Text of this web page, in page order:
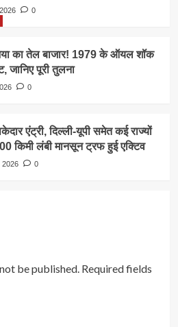
0
का तेल बाजार! 1979 के ऑयल शॉक
जानिए पूरी तुलना
0
एंट्री, दिल्ली-यूपी समेत कई राज्यों
किमी लंबी मानसून ट्रफ हुई एक्टिव
2026 0
be published. Required fields